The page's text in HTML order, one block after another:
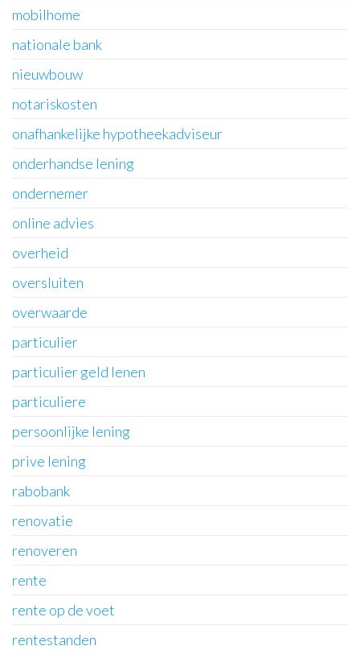
mobilhome
nationale bank
nieuwbouw
notariskosten
onafhankelijke hypotheekadviseur
onderhandse lening
ondernemer
online advies
overheid
oversluiten
overwaarde
particulier
particulier geld lenen
particuliere
persoonlijke lening
prive lening
rabobank
renovatie
renoveren
rente
rente op de voet
rentestanden